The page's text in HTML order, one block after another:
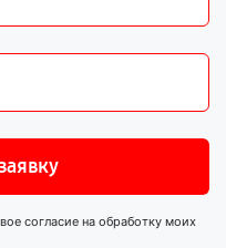
согласие на обработку моих